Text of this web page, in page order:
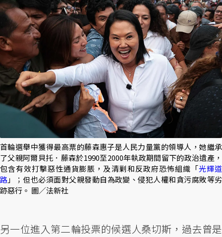
首輪選舉中獲得最高票的藤森惠子是人民力量黨的領導人，她繼承
了父親阿爾貝托．藤森於1990至2000年執政期間留下的政治遺產，
包含有效打擊惡性通貨膨脹，及清剿和反政府恐怖組織「光輝道
路」；但也必須面對父親發動自為政變、侵犯人權和貪污腐敗等劣
跡惡行。 圖／法新社
另一位進入第二輪投票的候選人桑切斯，過去曾是